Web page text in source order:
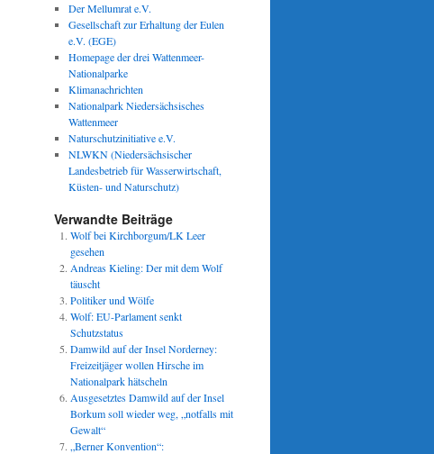
Der Mellumrat e.V.
Gesellschaft zur Erhaltung der Eulen
e.V. (EGE)
Homepage der drei Wattenmeer-
Nationalparke
Klimanachrichten
Nationalpark Niedersächsisches
Wattenmeer
Naturschutzinitiative e.V.
NLWKN (Niedersächsischer
Landesbetrieb für Wasserwirtschaft,
Küsten- und Naturschutz)
Verwandte Beiträge
Wolf bei Kirchborgum/LK Leer
gesehen
Andreas Kieling: Der mit dem Wolf
täuscht
Politiker und Wölfe
Wolf: EU-Parlament senkt
Schutzstatus
Damwild auf der Insel Norderney:
Freizeitjäger wollen Hirsche im
Nationalpark hätscheln
Ausgesetztes Damwild auf der Insel
Borkum soll wieder weg, „notfalls mit
Gewalt“
„Berner Konvention“: